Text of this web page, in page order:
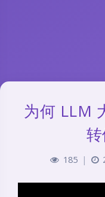
为何 LLM
185 |